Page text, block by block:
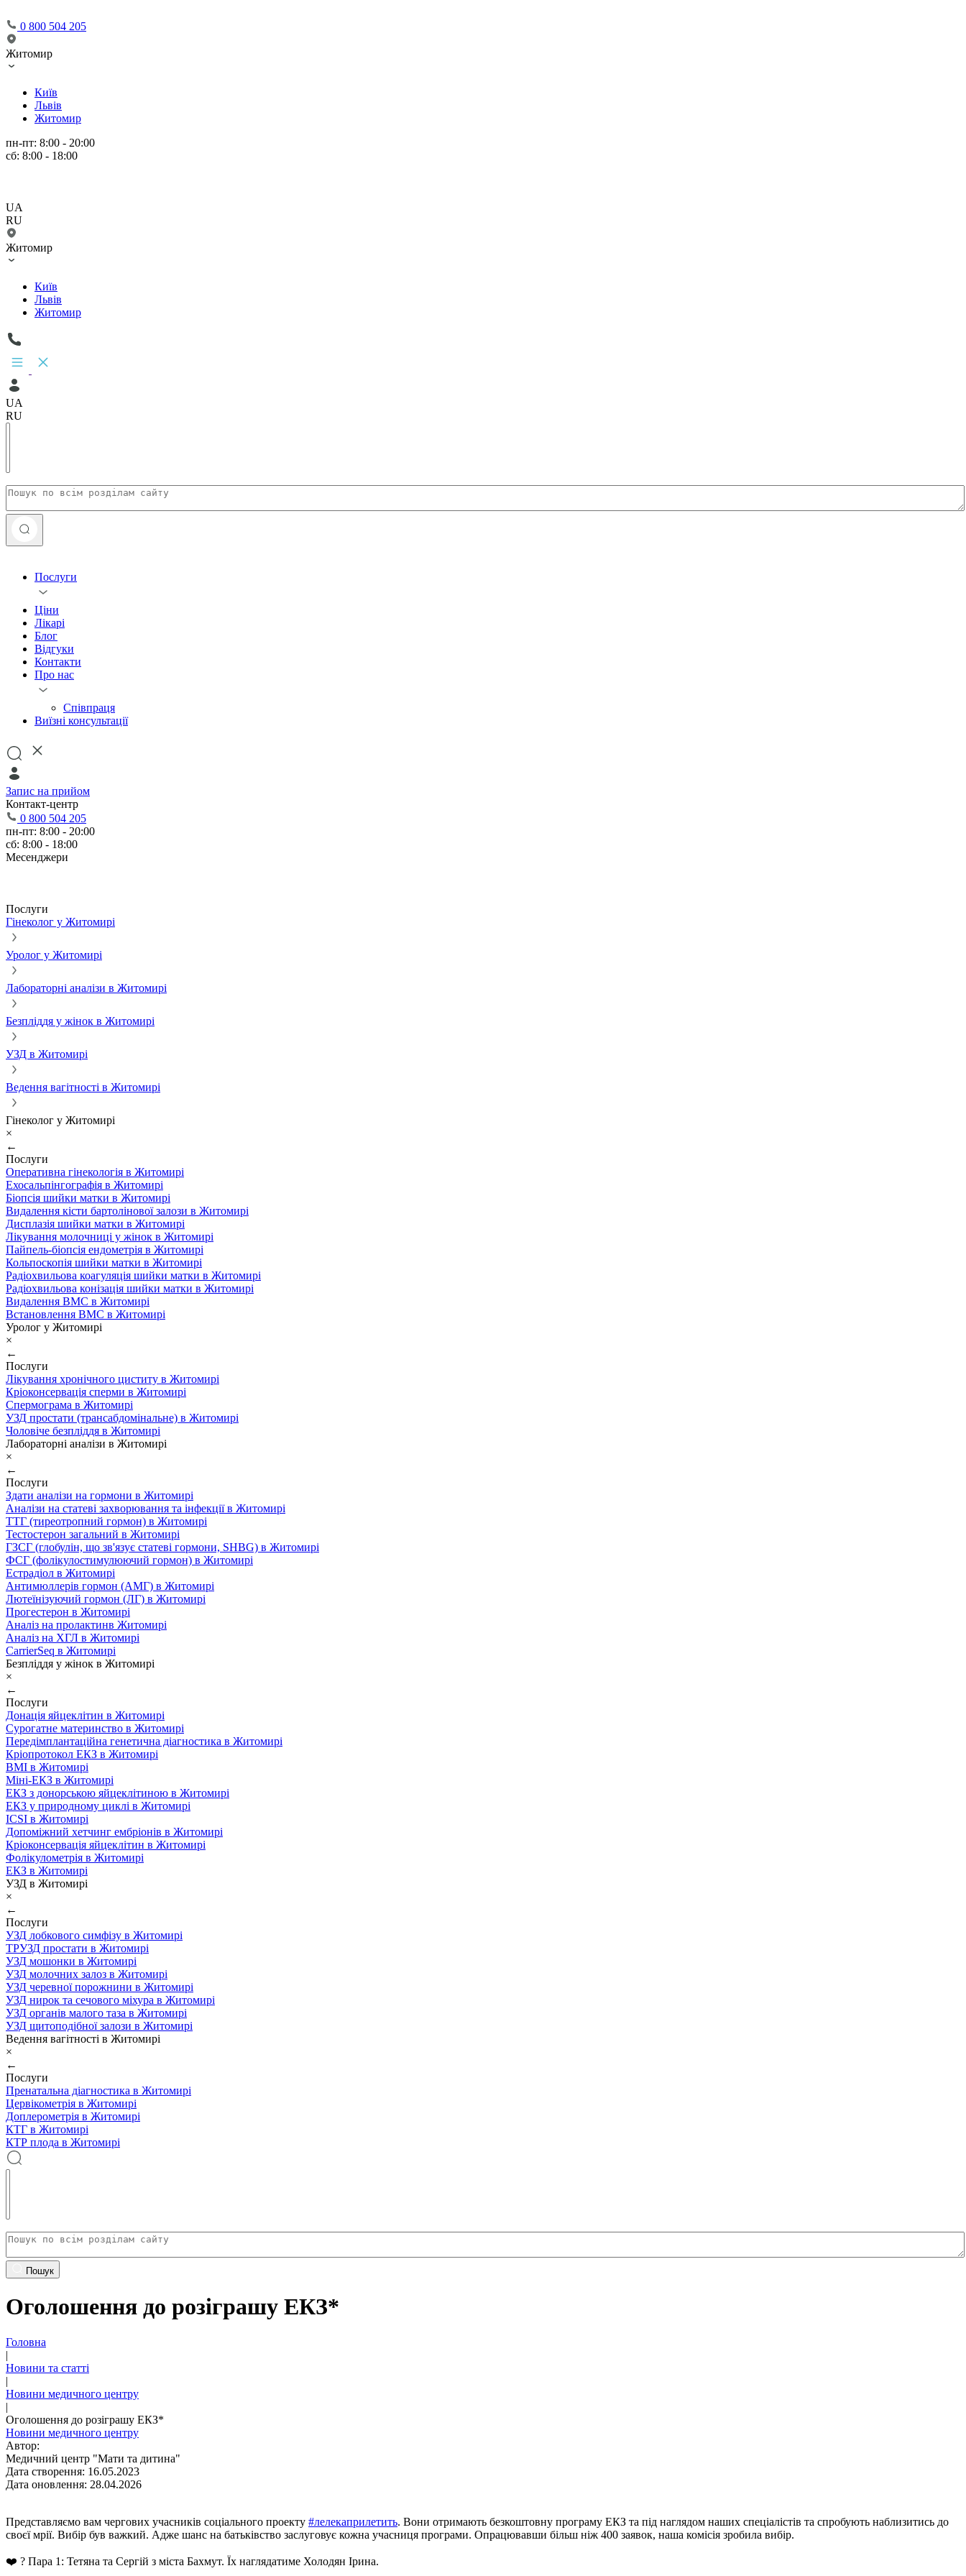
0 800 504 205
Житомир
Київ
Львів
Житомир
пн-пт: 8:00 - 20:00
сб: 8:00 - 18:00
UA
RU
Житомир
Київ
Львів
Житомир
UA
RU
Послуги
Ціни
Лікарі
Блог
Відгуки
Контакти
Про нас
Співпраця
Виїзні консультації
Запис на прийом
Контакт-центр
0 800 504 205
пн-пт: 8:00 - 20:00
сб: 8:00 - 18:00
Месенджери
Послуги
Гінеколог у Житомирі
Уролог у Житомирі
Лабораторні аналізи в Житомирі
Безпліддя у жінок в Житомирі
УЗД в Житомирі
Ведення вагітності в Житомирі
Гінеколог у Житомирі
×
←
Послуги
Оперативна гінекологія в Житомирі
Ехосальпінгографія в Житомирі
Біопсія шийки матки в Житомирі
Видалення кісти бартолінової залози в Житомирі
Дисплазія шийки матки в Житомирі
Лікування молочниці у жінок в Житомирі
Пайпель-біопсія ендометрія в Житомирі
Кольпоскопія шийки матки в Житомирі
Радіохвильова коагуляція шийки матки в Житомирі
Радіохвильова конізація шийки матки в Житомирі
Видалення ВМС в Житомирі
Встановлення ВМС в Житомирі
Уролог у Житомирі
×
←
Послуги
Лікування хронічного циститу в Житомирі
Кріоконсервація сперми в Житомирі
Спермограма в Житомирі
УЗД простати (трансабдомінальне) в Житомирі
Чоловіче безпліддя в Житомирі
Лабораторні аналізи в Житомирі
×
←
Послуги
Здати аналізи на гормони в Житомирі
Аналізи на статеві захворювання та інфекції в Житомирі
ТТГ (тиреотропний гормон) в Житомирі
Тестостерон загальний в Житомирі
ГЗСГ (глобулін, що зв'язує статеві гормони, SHBG) в Житомирі
ФСГ (фолікулостимулюючий гормон) в Житомирі
Естрадіол в Житомирі
Антимюллерів гормон (АМГ) в Житомирі
Лютеїнізуючий гормон (ЛГ) в Житомирі
Прогестерон в Житомирі
Аналіз на пролактинв Житомирі
Аналіз на ХГЛ в Житомирі
CarrierSeq в Житомирі
Безпліддя у жінок в Житомирі
×
←
Послуги
Донація яйцеклітин в Житомирі
Сурогатне материнство в Житомирі
Передімплантаційна генетична діагностика в Житомирі
Кріопротокол ЕКЗ в Житомирі
ВМІ в Житомирі
Міні-ЕКЗ в Житомирі
ЕКЗ з донорською яйцеклітиною в Житомирі
ЕКЗ у природному циклі в Житомирі
ICSI в Житомирі
Допоміжний хетчинг ембріонів в Житомирі
Кріоконсервація яйцеклітин в Житомирі
Фолікулометрія в Житомирі
ЕКЗ в Житомирі
УЗД в Житомирі
×
←
Послуги
УЗД лобкового симфізу в Житомирі
ТРУЗД простати в Житомирі
УЗД мошонки в Житомирі
УЗД молочних залоз в Житомирі
УЗД черевної порожнини в Житомирі
УЗД нирок та сечового міхура в Житомирі
УЗД органів малого таза в Житомирі
УЗД щитоподібної залози в Житомирі
Ведення вагітності в Житомирі
×
←
Послуги
Пренатальна діагностика в Житомирі
Цервікометрія в Житомирі
Доплерометрія в Житомирі
КТГ в Житомирі
КТР плода в Житомирі
Пошук
Оголошення до розіграшу ЕКЗ*
Головна
|
Новини та статті
|
Новини медичного центру
|
Оголошення до розіграшу ЕКЗ*
Новини медичного центру
Автор:
Медичний центр "Мати та дитина"
Дата створення: 16.05.2023
Дата оновлення: 28.04.2026
Представляємо вам чергових учасників соціального проекту #лелекаприлетить. Вони отримають безкоштовну програму ЕКЗ та під наглядом наших спеціалістів та спробують наблизитись до
своєї мрії. Вибір був важкий. Адже шанс на батьківство заслуговує кожна учасниця програми. Опрацювавши більш ніж 400 заявок, наша комісія зробила вибір.
❤️ ? Пара 1: Тетяна та Сергій з міста Бахмут. Їх наглядатиме Холодян Ірина.